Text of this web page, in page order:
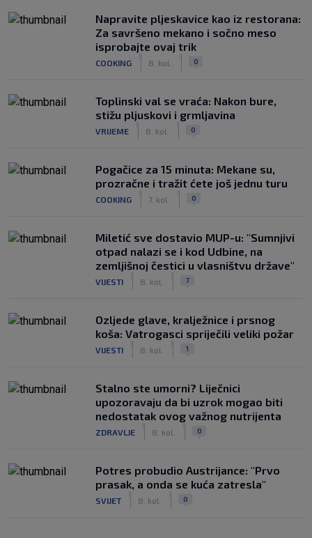
Napravite pljeskavice kao iz restorana:
Za savršeno mekano i sočno meso
isprobajte ovaj trik
COOKING 8. kol. 0
Toplinski val se vraća: Nakon bure,
stižu pljuskovi i grmljavina
VRIJEME 8. kol. 0
Pogačice za 15 minuta: Mekane su,
prozračne i tražit ćete još jednu turu
COOKING 7. kol. 0
Miletić sve dostavio MUP-u: "Sumnjivi
otpad nalazi se i kod Udbine, na
zemljišnoj čestici u vlasništvu države"
VIJESTI 8. kol. 7
Ozljede glave, kralježnice i prsnog
koša: Vatrogasci spriječili veliki požar
VIJESTI 8. kol. 1
Stalno ste umorni? Liječnici
upozoravaju da bi uzrok mogao biti
nedostatak ovog važnog nutrijenta
ZDRAVLJE 8. kol. 0
Potres probudio Austrijance: "Prvo
prasak, a onda se kuća zatresla"
SVIJET 8. kol. 0